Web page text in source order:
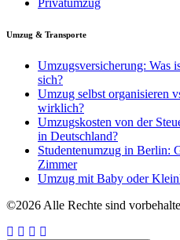
Privatumzug
Umzug & Transporte
Umzugsversicherung: Was
sich?
Umzug selbst organisieren
wirklich?
Umzugskosten von der
in Deutschland?
Studentenumzug in Berlin:
Zimmer
Umzug mit Baby oder
©2026 Alle Rechte sind